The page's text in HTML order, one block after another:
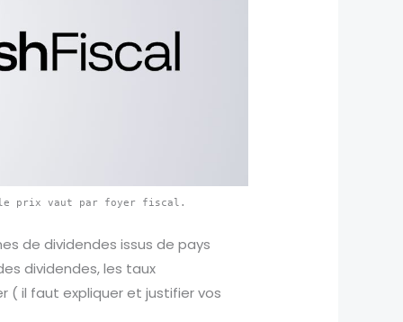
le prix vaut par foyer fiscal.
de dividendes issus de pays
dividendes, les taux
( il faut expliquer et justifier vos